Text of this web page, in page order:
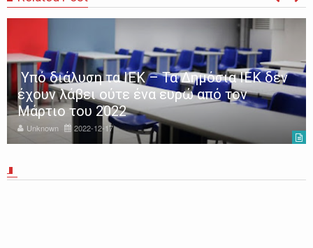
Υπό διάλυση τα ΙΕΚ – Τα Δημόσια ΙΕΚ δεν
έχουν λάβει ούτε ένα ευρώ από τον
Μάρτιο του 2022
Unknown 2022-12-17